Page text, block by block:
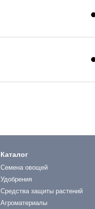
Каталог
Семена овощей
Удобрения
Средства защиты растений
Агроматериалы